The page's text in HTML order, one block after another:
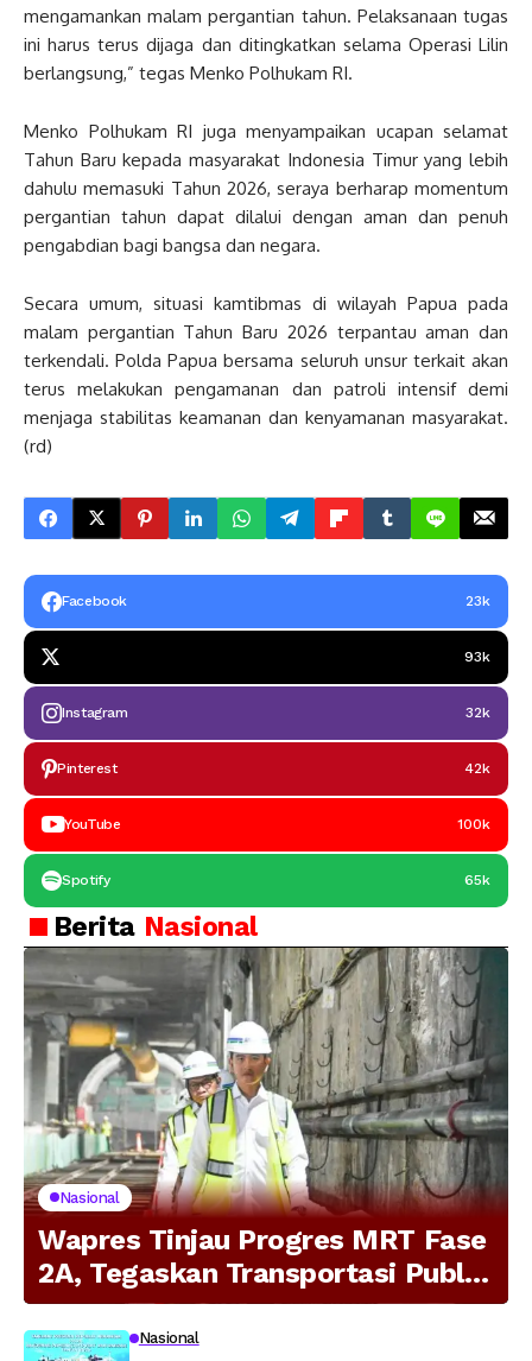
mengamankan malam pergantian tahun. Pelaksanaan tugas
ini harus terus dijaga dan ditingkatkan selama Operasi Lilin
berlangsung,” tegas Menko Polhukam RI.
Menko Polhukam RI juga menyampaikan ucapan selamat
Tahun Baru kepada masyarakat Indonesia Timur yang lebih
dahulu memasuki Tahun 2026, seraya berharap momentum
pergantian tahun dapat dilalui dengan aman dan penuh
pengabdian bagi bangsa dan negara.
Secara umum, situasi kamtibmas di wilayah Papua pada
malam pergantian Tahun Baru 2026 terpantau aman dan
terkendali. Polda Papua bersama seluruh unsur terkait akan
terus melakukan pengamanan dan patroli intensif demi
menjaga stabilitas keamanan dan kenyamanan masyarakat.
(rd)
Facebook 23k
93k
Instagram 32k
Pinterest 42k
YouTube 100k
Spotify 65k
Berita Nasional
Nasional
Wapres Tinjau Progres MRT Fase
2A, Tegaskan Transportasi Publik
Modern Jadi Prioritas Nasional
Nasional